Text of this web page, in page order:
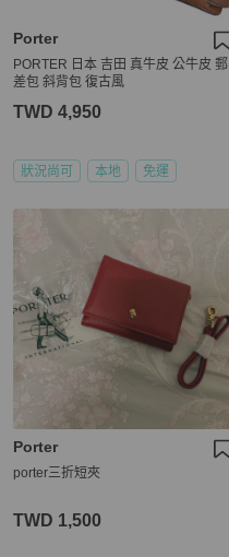
Porter
PORTER 日本 吉田 真牛皮 公牛皮 郵
差包 斜背包 復古風
TWD 4,950
狀況尚可 本地 免運
Porter
porter三折短夾
TWD 1,500